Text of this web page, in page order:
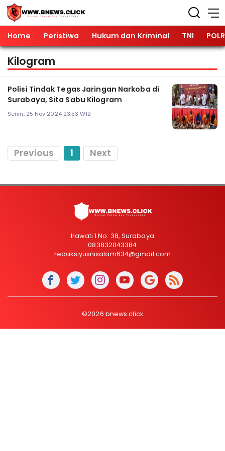
Home Peristiwa Hukum dan Kriminal TNI
Kilogram
Polisi Tindak Tegas Jaringan Narkoba di
Surabaya, Sita Sabu Kilogram
Senin, 25 Nov 2024 23:53 WIB
Previous 1 Next
Irawati 1 No: 38, Surabaya
083832043384
redaksiyusnisalam634@gmail.com
©2026 bnews.click